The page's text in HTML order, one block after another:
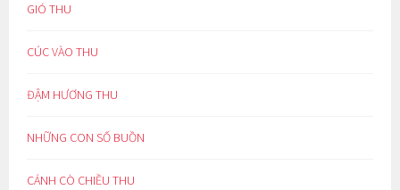
GIÓ THU
CÚC VÀO THU
ĐẬM HƯƠNG THU
NHỮNG CON SỐ BUỒN
CÁNH CÒ CHIỀU THU